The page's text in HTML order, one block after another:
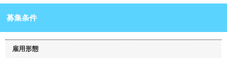
募集条件
雇用形態